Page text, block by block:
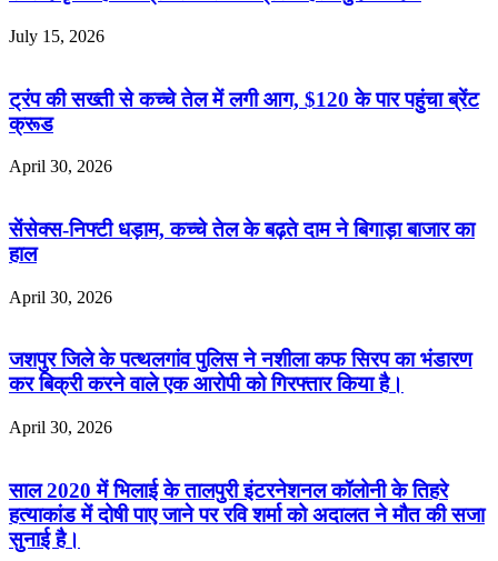
July 15, 2026
ट्रंप की सख्ती से कच्चे तेल में लगी आग, $120 के पार पहुंचा ब्रेंट
क्रूड
April 30, 2026
सेंसेक्स-निफ्टी धड़ाम, कच्चे तेल के बढ़ते दाम ने बिगाड़ा बाजार का
हाल
April 30, 2026
जशपुर जिले के पत्थलगांव पुलिस ने नशीला कफ सिरप का भंडारण
कर बिक्री करने वाले एक आरोपी को गिरफ्तार किया है।
April 30, 2026
साल 2020 में भिलाई के तालपुरी इंटरनेशनल कॉलोनी के तिहरे
हत्याकांड में दोषी पाए जाने पर रवि शर्मा को अदालत ने मौत की सजा
सुनाई है।